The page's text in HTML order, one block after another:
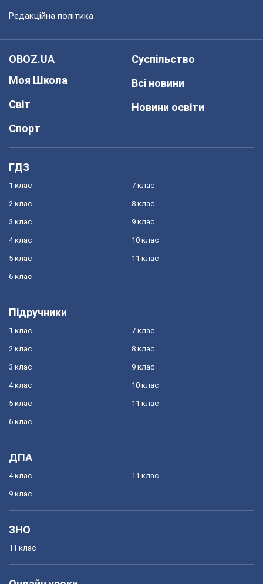
Редакційна політика
OBOZ.UA
Моя Школа
Світ
Спорт
Суспільство
Всі новини
Новини освіти
ГДЗ
1 клас
2 клас
3 клас
4 клас
5 клас
6 клас
7 клас
8 клас
9 клас
10 клас
11 клас
Підручники
1 клас
2 клас
3 клас
4 клас
5 клас
6 клас
7 клас
8 клас
9 клас
10 клас
11 клас
ДПА
4 клас
9 клас
11 клас
ЗНО
11 клас